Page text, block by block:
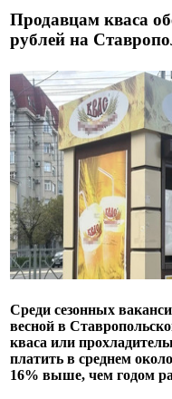
Продавцам кваса
рублей на
Среди сезонных
весной в
кваса или
платить в среднем
16% выше, чем годом